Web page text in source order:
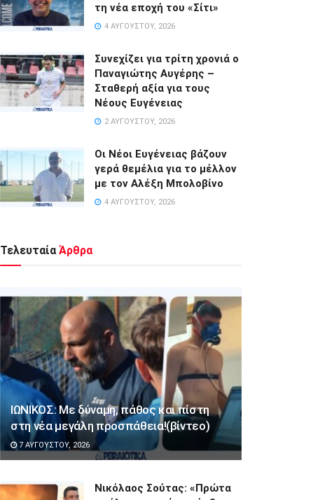
τη νέα εποχή του «Σίτι»
4 ΑΥΓΟΎΣΤΟΥ, 2026
Συνεχίζει για τρίτη χρονιά ο
Παναγιώτης Αυγέρης –
Σταθερή αξία για τους
Νέους Ευγένειας
2 ΑΥΓΟΎΣΤΟΥ, 2026
Οι Νέοι Ευγένειας βάζουν
γερά θεμέλια για το μέλλον
με τον Αλέξη Μπολοβίνο
4 ΑΥΓΟΎΣΤΟΥ, 2026
Τελευταία Άρθρα
ΙΩΝΙΚΟΣ: Με δύναμη, πάθος και πίστη
στη νέα μεγάλη προσπάθεια!(βίντεο)
7 ΑΥΓΟΎΣΤΟΥ, 2026
Νικόλαος Σούτας: «Πρώτα